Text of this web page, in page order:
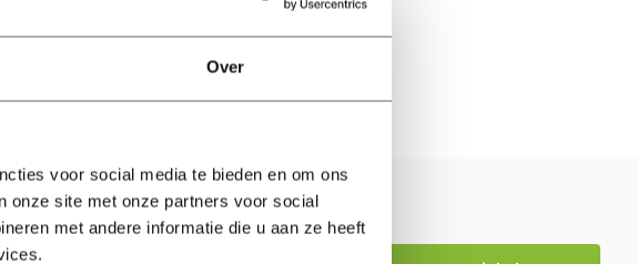
Over
voor social media te bieden en om ons
onze site met onze partners voor social
met andere informatie die u aan ze heeft